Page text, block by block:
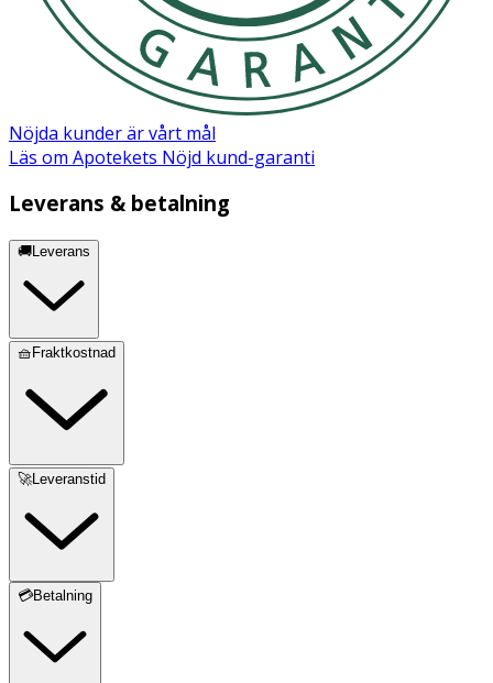
Nöjda kunder är vårt mål
Läs om Apotekets Nöjd kund-garanti
Leverans & betalning
🚚Leverans
🧺Fraktkostnad
🚀Leveranstid
💳Betalning